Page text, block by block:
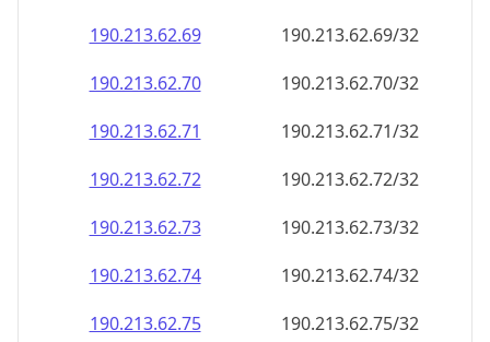
190.213.62.69
190.213.62.69/32
190.213.62.70
190.213.62.70/32
190.213.62.71
190.213.62.71/32
190.213.62.72
190.213.62.72/32
190.213.62.73
190.213.62.73/32
190.213.62.74
190.213.62.74/32
190.213.62.75
190.213.62.75/32